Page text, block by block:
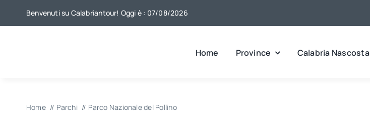
Benvenuti su Calabriantour! Oggi è : 07/08/2026
Home Province Calabria Nascosta
Home Parchi Parco Nazionale del Pollino